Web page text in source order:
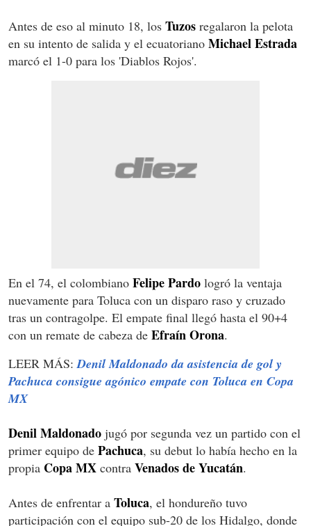
Antes de eso al minuto 18, los Tuzos regalaron la pelota
en su intento de salida y el ecuatoriano Michael Estrada
marcó el 1-0 para los 'Diablos Rojos'.
En el 74, el colombiano Felipe Pardo logró la ventaja
nuevamente para Toluca con un disparo raso y cruzado
tras un contragolpe. El empate final llegó hasta el 90+4
con un remate de cabeza de Efraín Orona.
LEER MÁS: Denil Maldonado da asistencia de gol y
Pachuca consigue agónico empate con Toluca en Copa
MX
Denil Maldonado jugó por segunda vez un partido con el
primer equipo de Pachuca, su debut lo había hecho en la
propia Copa MX contra Venados de Yucatán.
Antes de enfrentar a Toluca, el hondureño tuvo
participación con el equipo sub-20 de los Hidalgo, donde